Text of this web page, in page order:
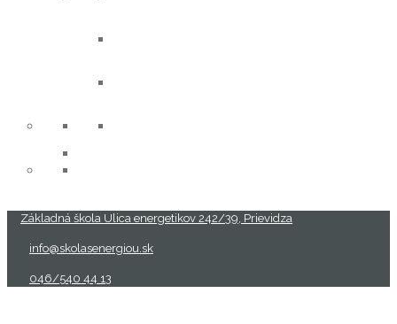
Základná škola Ulica energetikov 242/39, Prievidza
info@skolasenergiou.sk
046/540 44 13